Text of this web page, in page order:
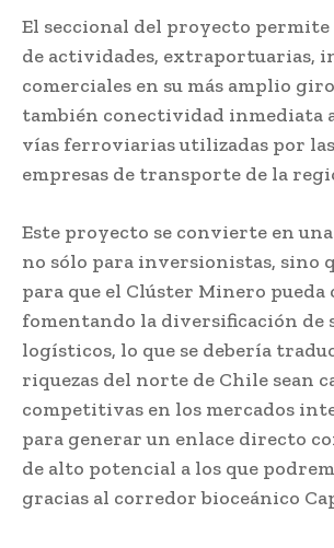
El seccional del proyecto
de actividades, extraportuarias,
comerciales en su más amplio
también conectividad inmediata
vías ferroviarias utilizadas por
empresas de transporte de la
Este proyecto se convierte en
no sólo para inversionistas, sino
para que el Clúster Minero
fomentando la diversificación de
logísticos, lo que se debería
riquezas del norte de Chile sean
competitivas en los mercados
para generar un enlace directo
de alto potencial a los que
gracias al corredor bioceánico